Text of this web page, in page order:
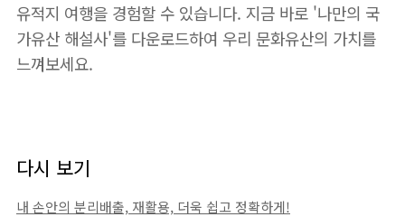
유적지 여행을 경험할 수 있습니다. 지금 바로 '나만의 국
가유산 해설사'를 다운로드하여 우리 문화유산의 가치를
느껴보세요.
다시 보기
내 손안의 분리배출, 재활용, 더욱 쉽고 정확하게!